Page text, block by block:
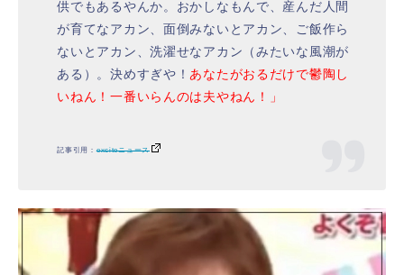
供でもあるやんか。おかしなもんで、産んだ人間
が育てなアカン、面倒みないとアカン、ご飯作ら
ないとアカン、洗濯せなアカン（みたいな風潮が
ある）。決めすぎや！ あなたがおるだけで鬱陶し
いねん！一番いらんのは夫やねん！」
記事引用：exciteニュース